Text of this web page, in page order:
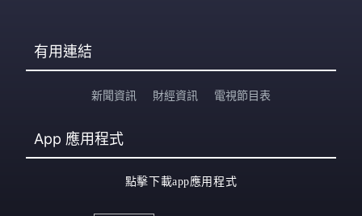
有用連結
新聞資訊 財經資訊 電視節目表
App 應用程式
點擊下載app應用程式